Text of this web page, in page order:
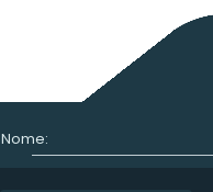
Nome: